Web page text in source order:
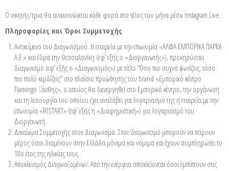
Ο νικητής/τρια θα ανακοινώνεται κάθε φορά στο τέλος του μήνα μέσω Instagram Live.
Πληροφορίες και Όροι Συμμετοχής
Αντικείμενο του Διαγωνισμού. Η εταιρεία με την επωνυμία «ΑΛΦΑ ΕΜΠΟΡΙΚΑ ΠΑΡΚΑ
Α.Ε.» και έδρα την Θεσσαλονίκη (εφ’ εξής ο «Διοργανωτής»), προκηρύσσει
διαγωνισμό (εφ’ εξής ο «Διαγωνισμός») με τίτλο “Όσο πιο συχνά ψωνίζεις, τόσο
πιο πολύ κερδίζεις” στο πλαίσιο προώθησης του brand «Εμπορικό κέντρο
Flamingo Ξάνθης», ο οποίος θα διενεργηθεί στο Εμπορικό κέντρο, την οργάνωση
και τη λειτουργία του οποίου έχει αναλάβει για λογαριασμό της η εταιρεία με την
επωνυμία «RISTART» (εφ’ εξής η «Διαφημιστική») για λογαριασμό του
Διοργανωτή.
Δικαίωμα Συμμετοχής στον Διαγωνισμό. Στον διαγωνισμό μπορούν να πάρουν
μέρος όσοι διαμένουν στην Ελλάδα μόνιμα και νόμιμα και έχουν συμπληρώσει το
18ο έτος της ηλικίας τους.
Αποκλεισμός Διαγωνιζομένων. Από την ενέργεια αποκλείονται όσοι εμπίπτουν στις